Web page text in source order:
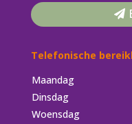
Telefonische
Maandag
Dinsdag
Woensdag